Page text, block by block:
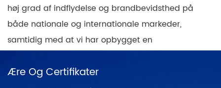
høj grad af indflydelse og brandbevidsthed på
både nationale og internationale markeder,
samtidig med at vi har opbygget en
med et positivt og progressivt mindset. I Kina er
Ære Og Certifikater